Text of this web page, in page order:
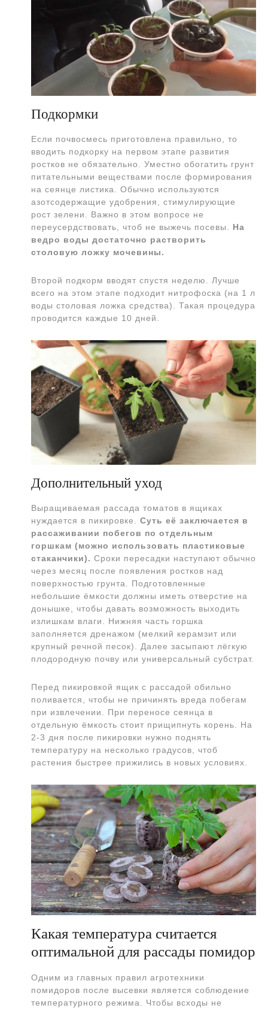
Подкормки
Если почвосмесь приготовлена правильно, то
вводить подкорку на первом этапе развития
ростков не обязательно. Уместно обогатить грунт
питательными веществами после формирования
на сеянце листика. Обычно используются
азотсодержащие удобрения, стимулирующие
рост зелени. Важно в этом вопросе не
переусердствовать, чтоб не выжечь посевы. На
ведро воды достаточно растворить
столовую ложку мочевины.
Второй подкорм вводят спустя неделю. Лучше
всего на этом этапе подходит нитрофоска (на 1 л
воды столовая ложка средства). Такая процедура
проводится каждые 10 дней.
Дополнительный уход
Выращиваемая рассада томатов в ящиках
нуждается в пикировке. Суть её заключается в
рассаживании побегов по отдельным
горшкам (можно использовать пластиковые
стаканчики). Сроки пересадки наступают обычно
через месяц после появления ростков над
поверхностью грунта. Подготовленные
небольшие ёмкости должны иметь отверстие на
донышке, чтобы давать возможность выходить
излишкам влаги. Нижняя часть горшка
заполняется дренажом (мелкий керамзит или
крупный речной песок). Далее засыпают лёгкую
плодородную почву или универсальный субстрат.
Перед пикировкой ящик с рассадой обильно
поливается, чтобы не причинять вреда побегам
при извлечении. При переносе сеянца в
отдельную ёмкость стоит прищипнуть корень. На
2-3 дня после пикировки нужно поднять
температуру на несколько градусов, чтоб
растения быстрее прижились в новых условиях.
Какая температура считается
оптимальной для рассады помидор
Одним из главных правил агротехники
помидоров после высевки является соблюдение
температурного режима. Чтобы всходы не